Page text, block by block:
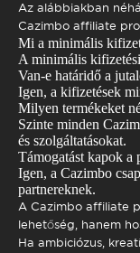
Az alábbiakban
Cazimbo affiliate
Mi a minimális
A minimális
Van-e határidő a
Igen, a kifizetések
Milyen termékeket
Szinte minden
és szolgáltatásokat.
Támogatást kapok a
Igen, a Cazimbo
partnereknek.
A Cazimbo affiliate
lehetőség, hanem
Ha ambiciózus,